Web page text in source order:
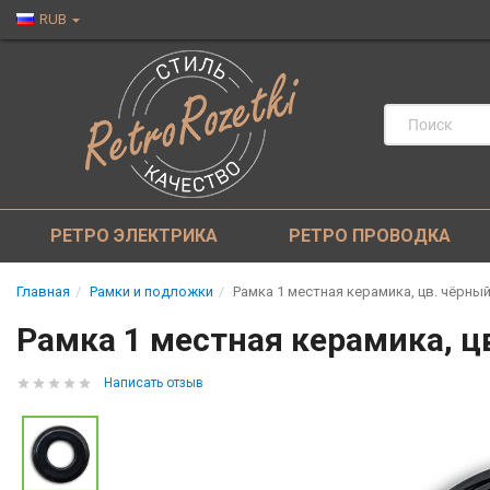
RUB
РЕТРО ЭЛЕКТРИКА РЕТРО ПРОВОДКА
Главная Рамки и подложки Рамка 1 местная керамика, цв.
Рамка 1 местная керамика,
Написать отзыв